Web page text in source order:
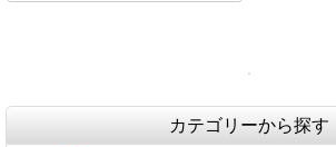
カテゴリーから探す